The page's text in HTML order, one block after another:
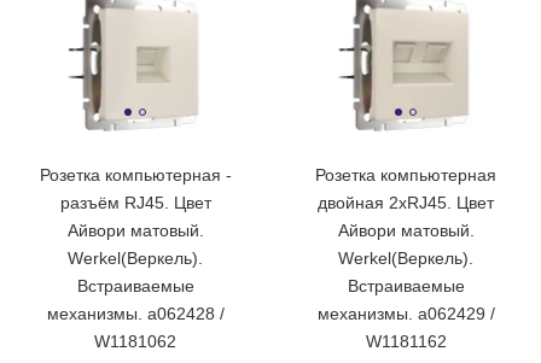
Розетка компьютерная -
разъём RJ45. Цвет
Айвори матовый.
Werkel(Веркель).
Встраиваемые
механизмы. a062428 /
W1181062
Розетка компьютерная
двойная 2хRJ45. Цвет
Айвори матовый.
Werkel(Веркель).
Встраиваемые
механизмы. a062429 /
W1181162